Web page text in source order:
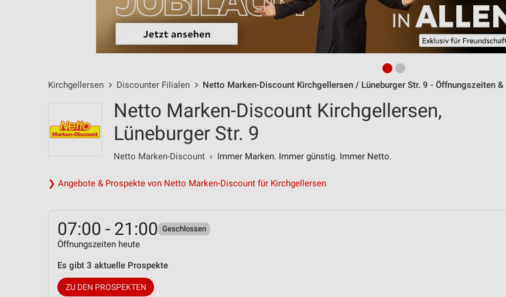
Kirchgellersen Discounter Filialen Netto Marken-Discount Kirchgellersen / Lüneburger Str. 9 - Öffnungszeiten &
Netto Marken-Discount Kirchgellersen,
Lüneburger Str. 9
Netto Marken-Discount › Immer Marken. Immer günstig. Immer Netto.
❯ Angebote & Prospekte von Netto Marken-Discount für Kirchgellersen
07:00 - 21:00 Geschlossen
Öffnungszeiten heute
Es gibt 3 aktuelle Prospekte
ZU DEN PROSPEKTEN